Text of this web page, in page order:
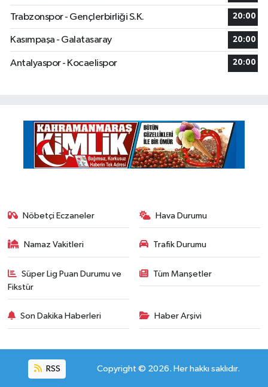
Trabzonspor - Gençlerbirliği S.K. 20:00
Kasımpaşa - Galatasaray 20:00
Antalyaspor - Kocaelispor 20:00
Nöbetçi Eczaneler Hava Durumu
Namaz Vakitleri Trafik Durumu
Süper Lig Puan Durumu ve
Fikstür
Tüm Manşetler
Son Dakika Haberleri Haber Arşivi
RSS Copyright © 2026. Her hakkı saklıdır.